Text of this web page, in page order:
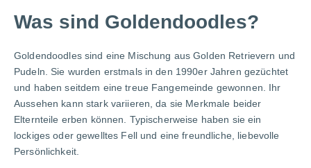
Was sind Goldendoodles?​
Goldendoodles sind eine Mischung aus Golden Retrievern und
Pudeln. Sie wurden erstmals in den 1990er Jahren gezüchtet
und haben seitdem eine treue Fangemeinde gewonnen. Ihr
Aussehen kann stark variieren, da sie Merkmale beider
Elternteile erben können. Typischerweise haben sie ein
lockiges oder gewelltes Fell und eine freundliche, liebevolle
Persönlichkeit.